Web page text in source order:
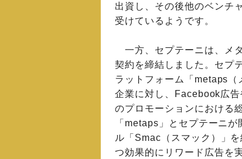
出資し、その後他のベンチ
受けているようです。
一方、セプテーニは、メ
契約を締結しました。セプ
ラットフォーム「metaps（
企業に対し、Facebook広
のプロモーションにおける
「metaps」とセプテーニ
ル「Smac（スマック）」
つ効果的にリワード広告を